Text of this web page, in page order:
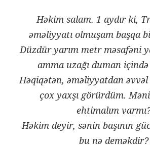
Həkim salam. 1 aydır ki,
əməliyyatı olmuşam başqa
Düzdür yarım metr məsafəni
amma uzağı duman
Həqiqətən, əməliyyatdan əvvəl
çox yaxşı görürdüm.
ehtimalım
Həkim deyir, sənin başının
bu nə deməkdir?